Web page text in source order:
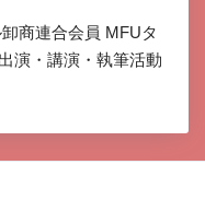
商連合会員 MFUタ
演・講演・執筆活動